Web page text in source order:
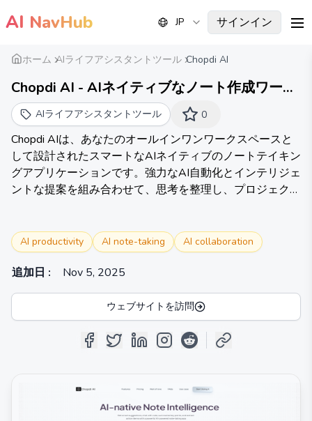
AI NavHub JP サインイン
ホーム AIライフアシスタントツール Chopdi AI
Chopdi AI - AIネイティブなノート作成ワーク
スペース
AIライフアシスタントツール 0
Chopdi AIは、あなたのオールインワンワークスペースと
して設計されたスマートなAIネイティブのノートテイキン
グアプリケーションです。強力なAI自動化とインテリジェ
ントな提案を組み合わせて、思考を整理し、プロジェクト
AI productivity AI note-taking AI collaboration
追加日 : Nov 5, 2025
ウェブサイトを訪問